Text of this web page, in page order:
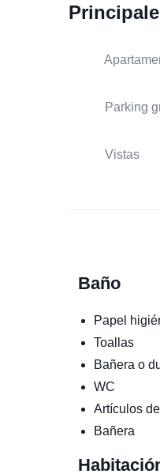
Parking
Vistas
Baño
Papel
Toallas
Bañera o
WC
Artículos
Bañera